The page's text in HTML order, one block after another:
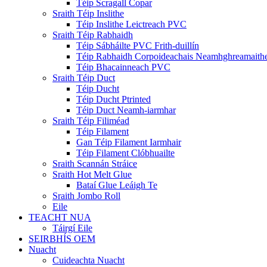
Téip Scragall Copar
Sraith Téip Inslithe
Téip Inslithe Leictreach PVC
Sraith Téip Rabhaidh
Téip Sábháilte PVC Frith-duillín
Téip Rabhaidh Corpoideachais
Téip Bhacainneach PVC
Sraith Téip Duct
Téip Ducht
Téip Ducht Ptrinted
Téip Duct Neamh-iarmhar
Sraith Téip Filiméad
Téip Filament
Gan Téip Filament Iarmhair
Téip Filament Clóbhuailte
Sraith Scannán Stráice
Sraith Hot Melt Glue
Bataí Glue Leáigh Te
Sraith Jombo Roll
Eile
TEACHT NUA
Táirgí Eile
SEIRBHÍS OEM
Nuacht
Cuideachta Nuacht